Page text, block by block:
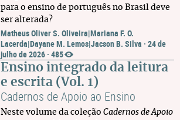
para o ensino de português no Brasil deve
ser alterada?
Matheus Oliver S. Oliveira|Mariana F. O.
Lacerda|Dayane M. Lemos|Jacson B. Silva · 24 de
julho de 2026 · 485
Ensino integrado da leitura
e escrita (Vol. 1)
Cadernos de Apoio ao Ensino
Neste volume da coleção Cadernos de Apoio